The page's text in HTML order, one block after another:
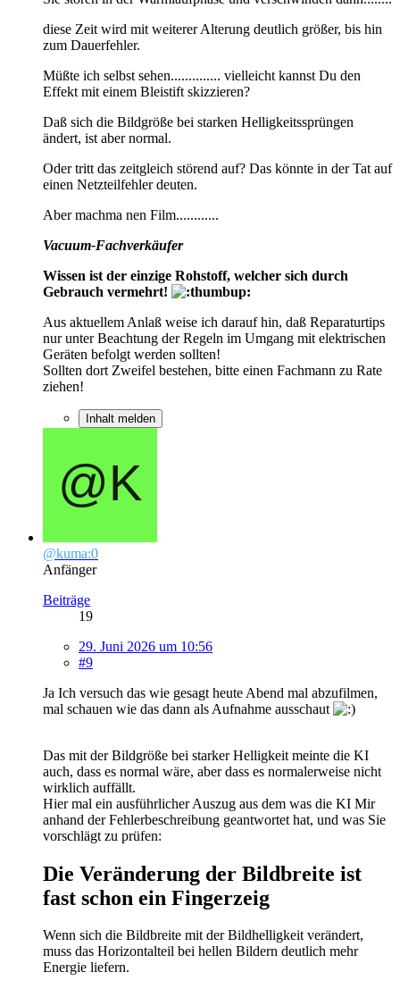
diese Zeit wird mit weiterer Alterung deutlich größer, bis hin
zum Dauerfehler.
Müßte ich selbst sehen.............. vielleicht kannst Du den
Effekt mit einem Bleistift skizzieren?
Daß sich die Bildgröße bei starken Helligkeitssprüngen
ändert, ist aber normal.
Oder tritt das zeitgleich störend auf? Das könnte in der Tat auf
einen Netzteilfehler deuten.
Aber machma nen Film............
Vacuum-Fachverkäufer
Wissen ist der einzige Rohstoff, welcher sich durch
Gebrauch vermehrt!
Aus aktuellem Anlaß weise ich darauf hin, daß Reparaturtips
nur unter Beachtung der Regeln im Umgang mit elektrischen
Geräten befolgt werden sollten!
Sollten dort Zweifel bestehen, bitte einen Fachmann zu Rate
ziehen!
Inhalt melden
@kuma:0
Anfänger
Beiträge
19
29. Juni 2026 um 10:56
#9
Ja Ich versuch das wie gesagt heute Abend mal abzufilmen,
mal schauen wie das dann als Aufnahme ausschaut
Das mit der Bildgröße bei starker Helligkeit meinte die KI
auch, dass es normal wäre, aber dass es normalerweise nicht
wirklich auffällt.
Hier mal ein ausführlicher Auszug aus dem was die KI Mir
anhand der Fehlerbeschreibung geantwortet hat, und was Sie
vorschlägt zu prüfen:
Die Veränderung der Bildbreite ist
fast schon ein Fingerzeig
Wenn sich die Bildbreite mit der Bildhelligkeit verändert,
muss das Horizontalteil bei hellen Bildern deutlich mehr
Energie liefern.